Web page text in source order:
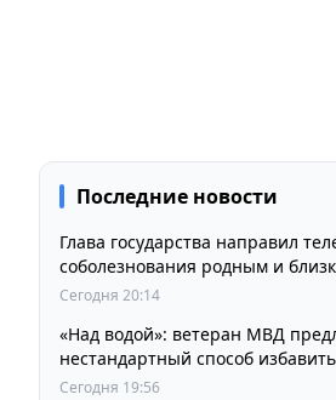
Последние новости
Глава государства направил
соболезнования родным и
кинорежиссера Ардака
Сегодня 20:14
«Над водой»: ветеран МВД
нестандартный способ
пробок и смога
Сегодня 19:56